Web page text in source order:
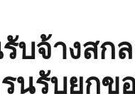
บจ้างสก
นรับยกข